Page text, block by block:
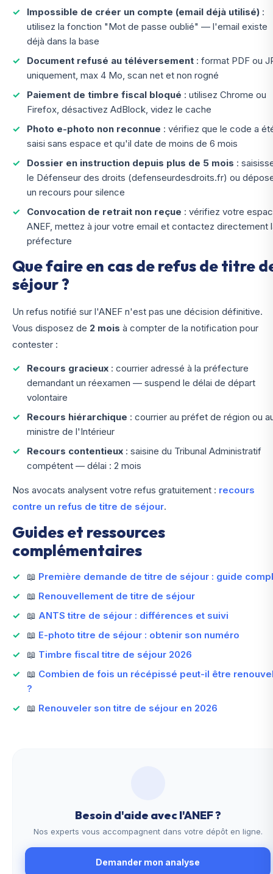
Impossible de créer un compte (email déjà utilisé) :
utilisez la fonction "Mot de passe oublié" — l'email existe
déjà dans la base
Document refusé au téléversement : format PDF ou
uniquement, max 4 Mo, scan net et non rogné
Paiement de timbre fiscal bloqué : utilisez Chrome ou
Firefox, désactivez AdBlock, videz le cache
Photo e-photo non reconnue : vérifiez que le code a
saisi sans espace et qu'il date de moins de 6 mois
Dossier en instruction depuis plus de 5 mois :
le Défenseur des droits (defenseurdesdroits.fr) ou
un recours pour silence
Convocation de retrait non reçue : vérifiez votre
ANEF, mettez à jour votre email et contactez directement
préfecture
Que faire en cas de refus de titre
séjour ?
Un refus notifié sur l'ANEF n'est pas une décision définitive.
Vous disposez de 2 mois à compter de la notification pour
contester :
Recours gracieux : courrier adressé à la préfecture
demandant un réexamen — suspend le délai de départ
volontaire
Recours hiérarchique : courrier au préfet de région ou
ministre de l'Intérieur
Recours contentieux : saisine du Tribunal Administratif
compétent — délai : 2 mois
Nos avocats analysent votre refus gratuitement : recours
contre un refus de titre de séjour.
Guides et ressources
complémentaires
📖 Première demande de titre de séjour : guide
📖 Renouvellement de titre de séjour
📖 ANTS titre de séjour : différences et suivi
📖 E-photo titre de séjour : obtenir son numéro
📖 Timbre fiscal titre de séjour 2026
📖 Combien de fois un récépissé peut-il être
?
📖 Renouveler son titre de séjour en 2026
Besoin d'aide avec l'ANEF ?
Nos experts vous accompagnent dans votre dépôt en ligne.
Demander mon analyse